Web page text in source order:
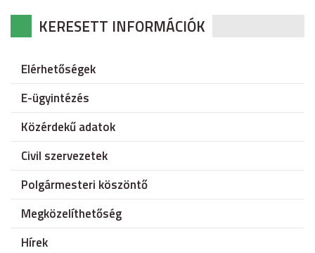
KERESETT INFORMÁCIÓK
Elérhetőségek
E-ügyintézés
Közérdekű adatok
Civil szervezetek
Polgármesteri köszöntő
Megközelíthetőség
Hírek